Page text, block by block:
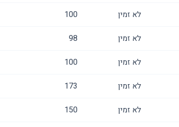
לא זמין 100
לא זמין 98
לא זמין 100
לא זמין 173
לא זמין 150